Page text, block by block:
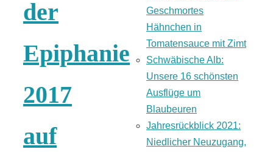
der
Epiphanie
2017
auf
Geschmortes
Hähnchen in
Tomatensauce mit Zimt
Schwäbische Alb:
Unsere 16 schönsten
Ausflüge um
Blaubeuren
Jahresrückblick 2021:
Niedlicher Neuzugang,